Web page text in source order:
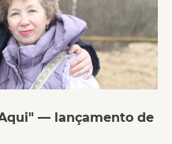
— lançamento de